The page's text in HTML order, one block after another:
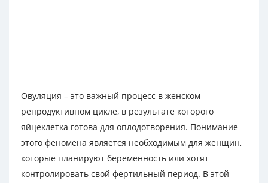
Овуляция – это важный процесс в женском
репродуктивном цикле, в результате которого
яйцеклетка готова для оплодотворения. Понимание
этого феномена является необходимым для женщин,
которые планируют беременность или хотят
контролировать свой фертильный период. В этой